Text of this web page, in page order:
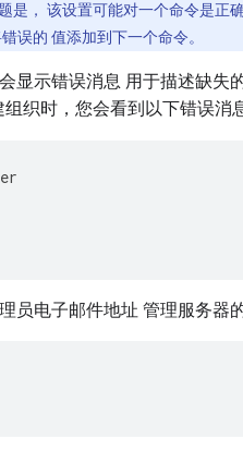
是， 该设置可能对一个命令是正
误的 值添加到下一个命令。
显示错误消息 用于描述缺失
织时，您会看到以下错误消
员电子邮件地址 管理服务器